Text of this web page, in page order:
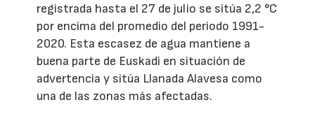
registrada hasta el 27 de julio se sitúa 2,2 °C
por encima del promedio del periodo 1991-
2020. Esta escasez de agua mantiene a
buena parte de Euskadi en situación de
advertencia y sitúa Llanada Alavesa como
una de las zonas más afectadas.